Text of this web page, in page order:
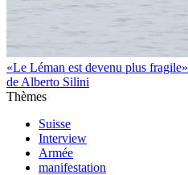
«Le Léman est devenu plus fragile»
de Alberto Silini
Thèmes
Suisse
Interview
Armée
manifestation